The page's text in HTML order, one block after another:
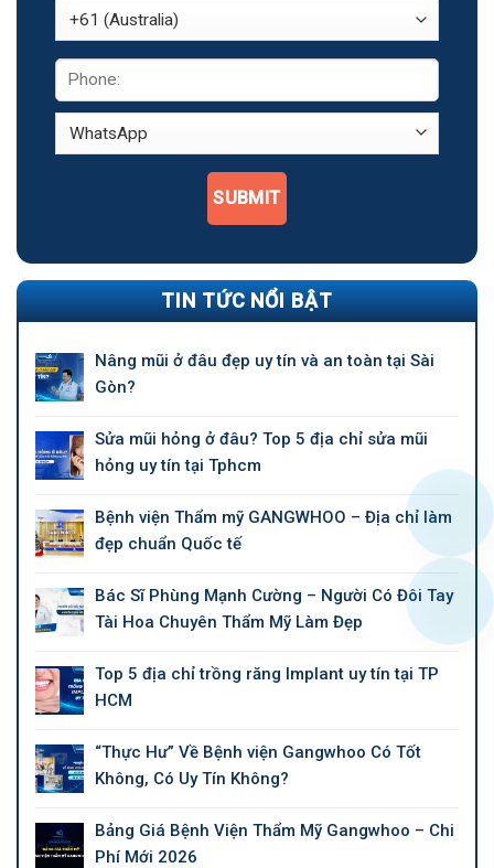
SUBMIT
TIN TỨC NỔI BẬT
Nâng mũi ở đâu đẹp uy tín và an toàn tại Sài
Gòn?
Sửa mũi hỏng ở đâu? Top 5 địa chỉ sửa mũi
hỏng uy tín tại Tphcm
Bệnh viện Thẩm mỹ GANGWHOO – Địa chỉ làm
đẹp chuẩn Quốc tế
Bác Sĩ Phùng Mạnh Cường – Người Có Đôi Tay
Tài Hoa Chuyên Thẩm Mỹ Làm Đẹp
Top 5 địa chỉ trồng răng Implant uy tín tại TP
HCM
“Thực Hư” Về Bệnh viện Gangwhoo Có Tốt
Không, Có Uy Tín Không?
Bảng Giá Bệnh Viện Thẩm Mỹ Gangwhoo – Chi
Phí Mới 2026